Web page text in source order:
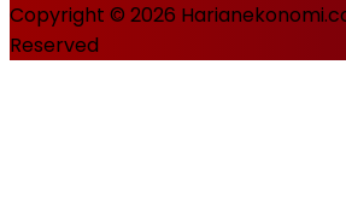
Copyright © 2026
Reserved